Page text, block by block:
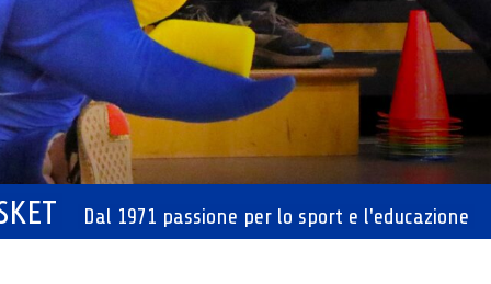
Dal 1971 passione per lo sport e l'educazione